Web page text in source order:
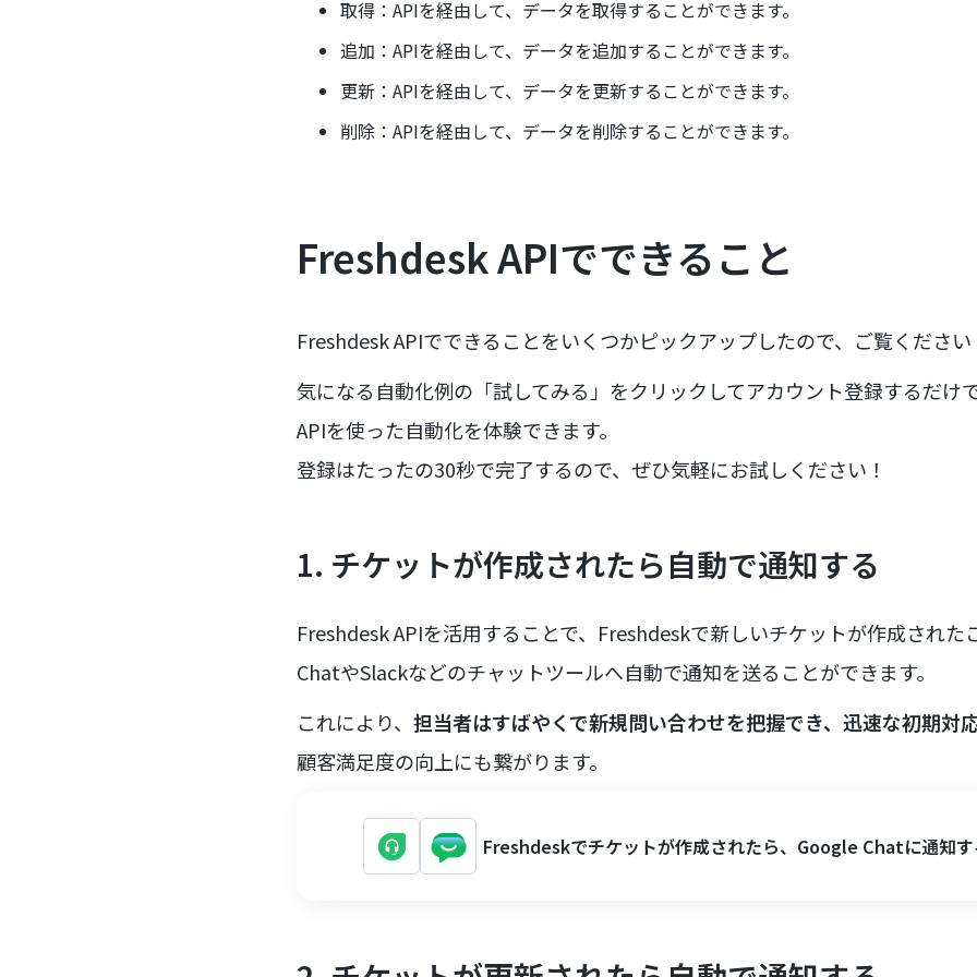
取得：APIを経由して、データを取得することができます。
追加：APIを経由して、データを追加することができます。
更新：APIを経由して、データを更新することができます。
削除：APIを経由して、データを削除することができます。
Freshdesk APIでできること
Freshdesk APIでできることをいくつかピックアップしたので、ご覧ください
気になる自動化例の「試してみる」をクリックしてアカウント登録するだけ
APIを使った自動化を体験できます。
登録はたったの30秒で完了するので、ぜひ気軽にお試しください！
1. チケットが作成されたら自動で通知する
Freshdesk APIを活用することで、Freshdeskで新しいチケットが作成された
ChatやSlackなどのチャットツールへ自動で通知を送ることができます。
これにより、 担当者はすばやくで新規問い合わせを把握でき、迅速な初期対
顧客満足度の向上にも繋がります。
Freshdeskでチケットが作成されたら、Google Chatに通知す